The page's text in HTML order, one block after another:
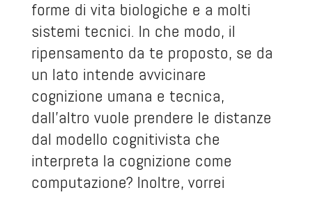
forme di vita biologiche e a molti
sistemi tecnici. In che modo, il
ripensamento da te proposto, se da
un lato intende avvicinare
cognizione umana e tecnica,
dall’altro vuole prendere le distanze
dal modello cognitivista che
interpreta la cognizione come
computazione? Inoltre, vorrei